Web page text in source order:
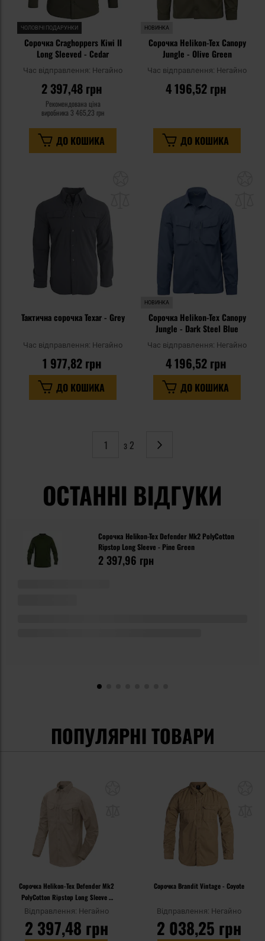
ЧОЛОВІЧІ ПОДАРУНКИ
Сорочка Craghoppers Kiwi II
Long Sleeved - Cedar
Час відправлення: Негайно
2 397,48 грн
Рекомендована ціна
виробника 3 465,23 грн
ДО КОШИКА
НОВИНКА
Сорочка Helikon-Tex Canopy
Jungle - Olive Green
Час відправлення: Негайно
4 196,52 грн
ДО КОШИКА
уподобань
Тактична сорочка Texar - Grey
Час відправлення: Негайно
1 977,82 грн
ДО КОШИКА
НОВИНКА
Сорочка Helikon-Tex Canopy
Jungle - Dark Steel Blue
Час відправлення: Негайно
4 196,52 грн
ДО КОШИКА
з 2
Сторінка
Наступне
ОСТАННІ ВІДГУКИ
Сорочка Helikon-Tex Defender Mk2 PolyCotton
Ripstop Long Sleeve - Pine Green
2 397,96 грн
ПОПУЛЯРНІ ТОВАРИ
Сорочка Helikon-Tex Defender Mk2
PolyCotton Ripstop Long Sleeve -
Khaki
Відправлення: Негайно
2 397,48 грн
Сорочка Brandit Vintage - Coyote
Відправлення: Негайно
2 038,25 грн